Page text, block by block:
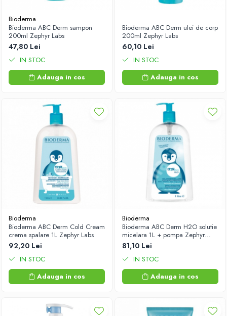
Altele-Suplimente alimentare
Bioderma
Bioderma ABC Derm sampon
200ml Zephyr Labs
47,80 Lei
IN STOC
Adauga in cos
Bioderma ABC Derm ulei de corp
200ml Zephyr Labs
60,10 Lei
IN STOC
Adauga in cos
Bioderma
Bioderma ABC Derm Cold Cream
crema spalare 1L Zephyr Labs
92,20 Lei
IN STOC
Adauga in cos
Bioderma
Bioderma ABC Derm H2O solutie
micelara 1L + pompa Zephyr
Labs
81,10 Lei
IN STOC
Adauga in cos